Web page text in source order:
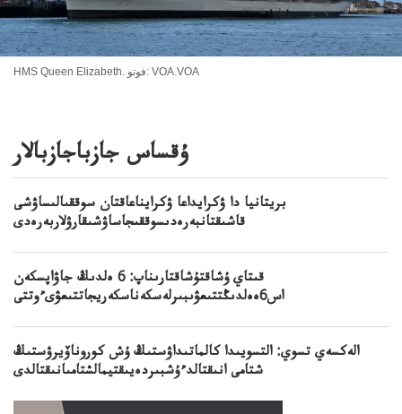
HMS Queen Elizabeth. فوتو: VOA.VOA
ۇقساس جازباجازبالار
بريتانيا دا ۋكرايداعا ۋكرايناعاقتان سوققىالىساۋشى
قاشىقتانبەرەدىسوققىجاساۋشىقارۋلاربەرەدى
قىتاي ۇشاقتۇشاقتارىناپ: 6 ەلدىڭ جاۋاپسكەن
اس6ەەلدىڭتتىعۋىبىرلەسكەناسكەريجاتتىعۋىءوتتى
الەكسەي تسوي: التسويىدا كالماتىداۋستىڭ ۇش كوروناۆيرۋستىڭ
شتامى انىقتالدءۇشبىردەيىقتيمالشتامىانىقتالدى